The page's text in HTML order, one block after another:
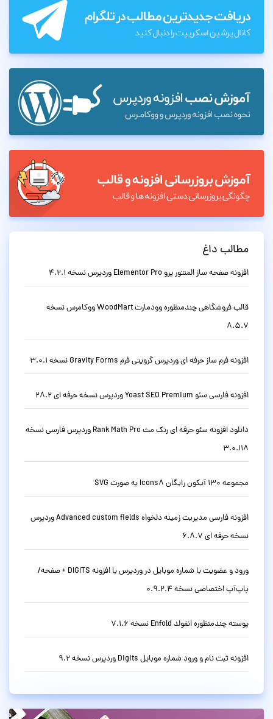
مطالب داغ
افزونه صفحه ساز المنتور پرو Elementor Pro وردپرس نسخه 4.2.1
قالب فروشگاهی چندمنظوره وودمارت WoodMart ووکامرس نسخه
8.5.7
افزونه فرم ساز حرفه ای وردپرس گرویتی فرم Gravity Forms نسخه 3.0.1
افزونه فارسی سئو Yoast SEO Premium وردپرس نسخه حرفه ای 28.2
دانلود افزونه سئو حرفه ای رنک مث Rank Math Pro وردپرس فارسی نسخه
3.0.118
مجموعه 130 آیکون رایگان Icons8 به صورت SVG
افزونه فارسی مدیریت زمینه دلخواه Advanced custom fields وردپرس
نسخه حرفه ای 6.8.7
ورود و عضویت با شماره موبایل در وردپرس با افزونه DIGITS + صفحه/
پاپ‌آپ اختصاصی نسخه 0.9.2.4
پوسته چندمنظوره انفولد Enfold نسخه 7.1.6
افزونه ثبت نام و ورود شماره موبایل Digits وردپرس نسخه 9.2